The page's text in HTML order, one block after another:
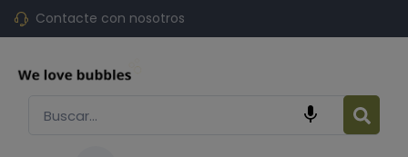
Contacte con nosotros
